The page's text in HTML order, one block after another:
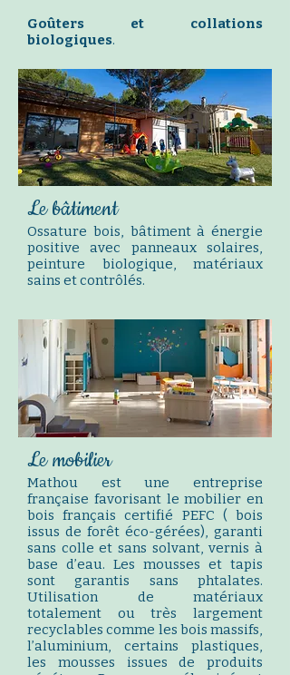
Goûters et collations
biologiques.
Le bâtiment
Ossature bois, bâtiment à énergie
positive avec panneaux solaires,
peinture biologique, matériaux
sains et contrôlés.
Le mobilier
Mathou est une entreprise
française favorisant le mobilier en
bois français certifié PEFC ( bois
issus de forêt éco-gérées), garanti
sans colle et sans solvant, vernis à
base d’eau. Les mousses et tapis
sont garantis sans phtalates.
Utilisation de matériaux
totalement ou très largement
recyclables comme les bois massifs,
l’aluminium, certains plastiques,
les mousses issues de produits